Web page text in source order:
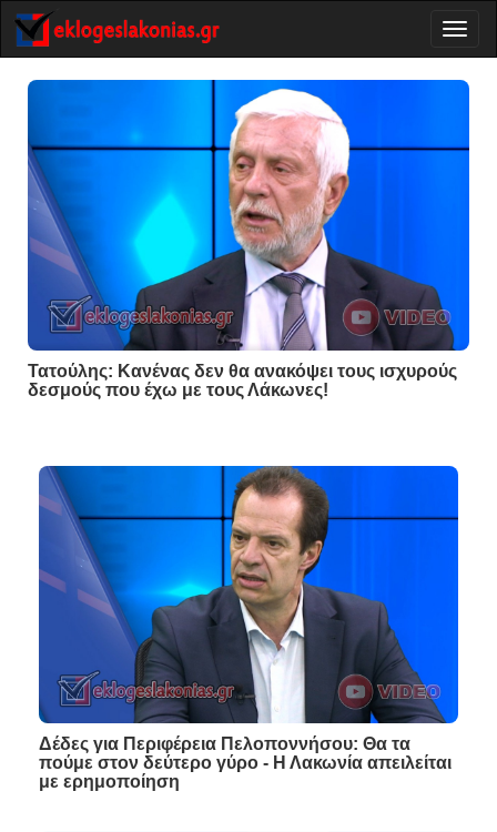
Τατούλης: Κανένας δεν θα ανακόψει τους ισχυρούς
δεσμούς που έχω με τους Λάκωνες!
Δέδες για Περιφέρεια Πελοποννήσου: Θα τα
πούμε στον δεύτερο γύρο - Η Λακωνία απειλείται
με ερημοποίηση